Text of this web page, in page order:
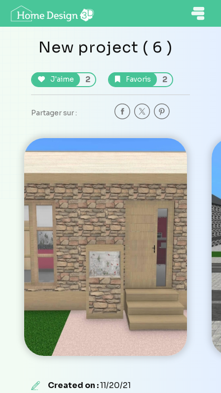
New project ( 6 )
J'aime 2 Favoris 2
Partager sur :
Created on :11/20/21